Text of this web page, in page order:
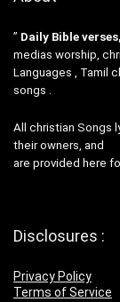
” Daily Bible
medias worship,
Languages , Tamil
songs .
All christian Songs
their owners, and
are provided here
Disclosures :
Privacy Policy
Terms of Service